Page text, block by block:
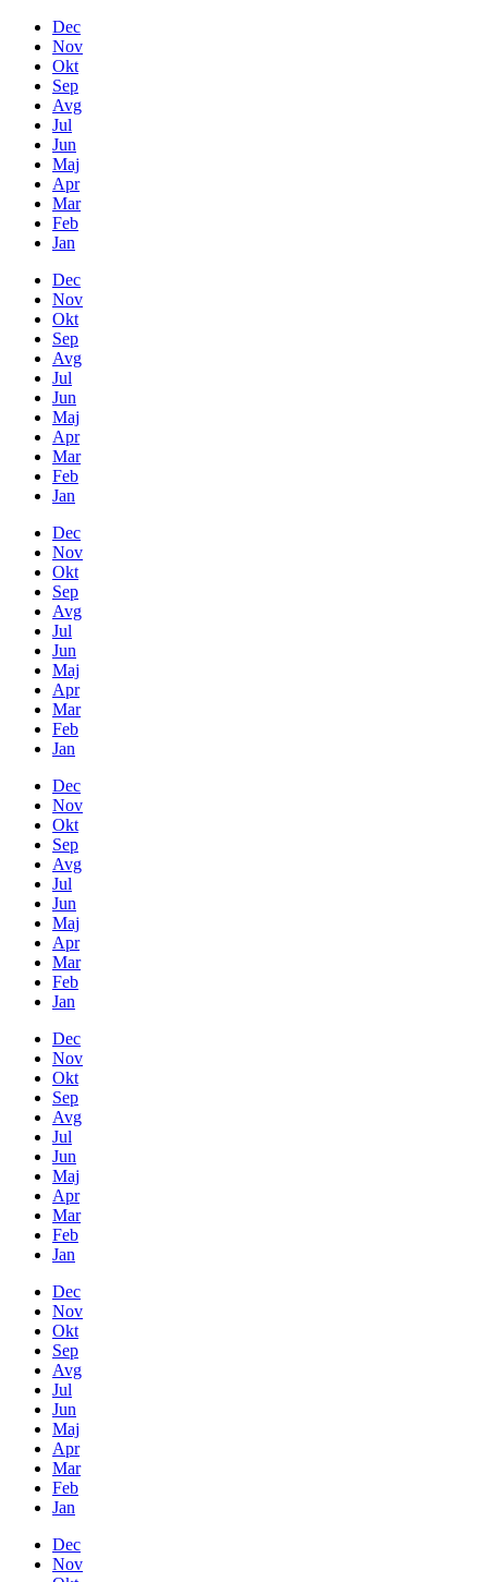
Dec
Nov
Okt
Sep
Avg
Jul
Jun
Maj
Apr
Mar
Feb
Jan
Dec
Nov
Okt
Sep
Avg
Jul
Jun
Maj
Apr
Mar
Feb
Jan
Dec
Nov
Okt
Sep
Avg
Jul
Jun
Maj
Apr
Mar
Feb
Jan
Dec
Nov
Okt
Sep
Avg
Jul
Jun
Maj
Apr
Mar
Feb
Jan
Dec
Nov
Okt
Sep
Avg
Jul
Jun
Maj
Apr
Mar
Feb
Jan
Dec
Nov
Okt
Sep
Avg
Jul
Jun
Maj
Apr
Mar
Feb
Jan
Dec
Nov